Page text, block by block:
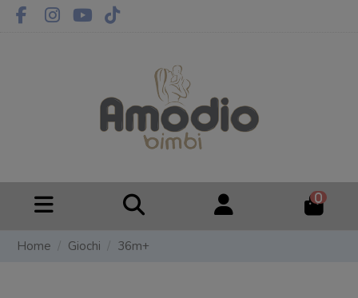
0
Home Giochi 36m+